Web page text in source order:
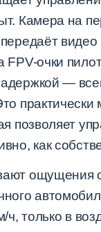
Камера на
видео
FPV-очки
—
практически
позволяет
как
ощущения
ч, только в